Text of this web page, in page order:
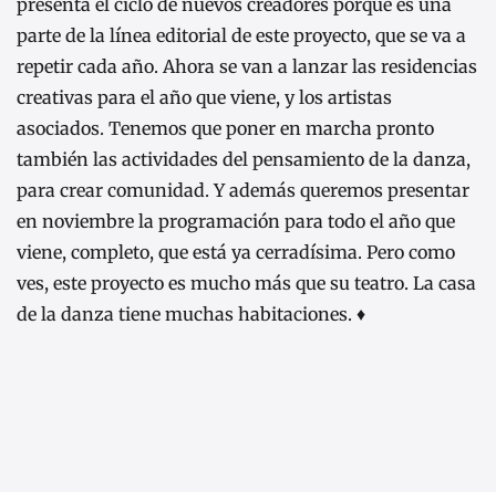
presenta el ciclo de nuevos creadores porque es una
parte de la línea editorial de este proyecto, que se va a
repetir cada año. Ahora se van a lanzar las residencias
creativas para el año que viene, y los artistas
asociados. Tenemos que poner en marcha pronto
también las actividades del pensamiento de la danza,
para crear comunidad. Y además queremos presentar
en noviembre la programación para todo el año que
viene, completo, que está ya cerradísima. Pero como
ves, este proyecto es mucho más que su teatro. La casa
de la danza tiene muchas habitaciones. ♦